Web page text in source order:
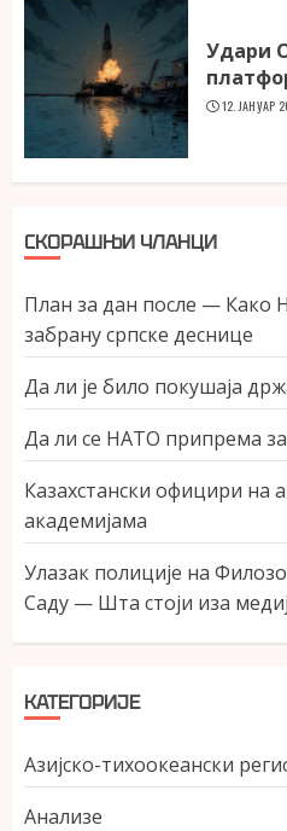
Удари
12. ЈАНУАР
СКОРАШЊИ ЧЛАНЦИ
План за дан после — Како
забрану српске деснице
Да ли је било покушаја
Да ли се НАТО припрема за
Казахстански официри на
академијама
Улазак полиције на
Саду — Шта стоји иза
КАТЕГОРИЈЕ
Азијско-тихоокеански
Анализе